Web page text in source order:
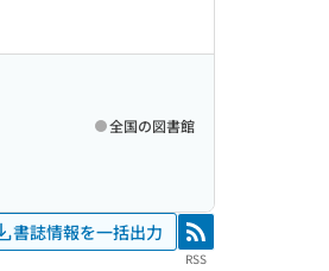
全国の図書館
書誌情報を一括出力 RSS
RSS